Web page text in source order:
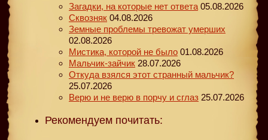
Загадки, на которые нет ответа 05.08.2026
Сквозняк 04.08.2026
Земные проблемы тревожат умерших
02.08.2026
Мистика, которой не было 01.08.2026
Мальчик-зайчик 28.07.2026
Откуда взялся этот странный мальчик?
25.07.2026
Верю и не верю в порчу и сглаз 25.07.2026
Рекомендуем почитать: